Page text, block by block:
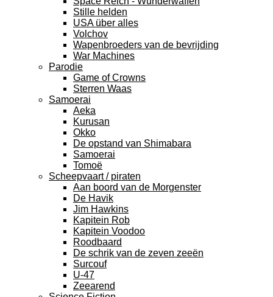
Stille helden
USA über alles
Volchov
Wapenbroeders van de bevrijding
War Machines
Parodie
Game of Crowns
Sterren Waas
Samoerai
Aeka
Kurusan
Okko
De opstand van Shimabara
Samoerai
Tomoë
Scheepvaart / piraten
Aan boord van de Morgenster
De Havik
Jim Hawkins
Kapitein Rob
Kapitein Voodoo
Roodbaard
De schrik van de zeven zeeën
Surcouf
U-47
Zeearend